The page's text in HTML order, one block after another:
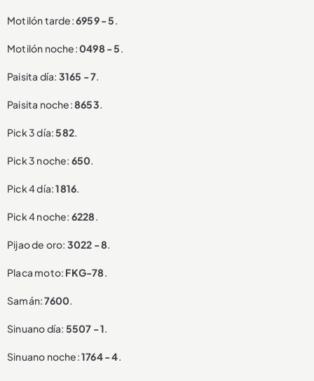
Motilón tarde:6959 - 5.
Motilón noche:0498 - 5.
Paisita día: 3165 - 7.
Paisita noche:8653.
Pick 3 día:582.
Pick 3 noche: 650.
Pick 4 día:1816.
Pick 4 noche: 6228.
Pijao de oro: 3022 - 8.
Placa moto: FKG-78.
Samán:7600.
Sinuano día: 5507 - 1.
Sinuano noche:1764 - 4.